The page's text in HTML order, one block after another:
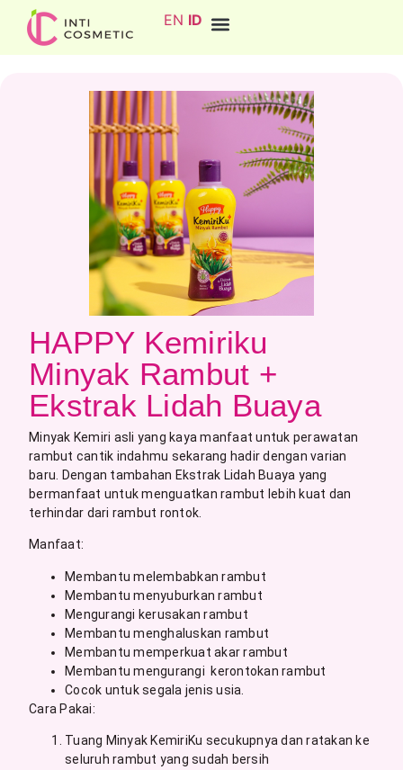
EN ID
HAPPY Kemiriku
Minyak Rambut +
Ekstrak Lidah Buaya
Minyak Kemiri asli yang kaya manfaat untuk perawatan
rambut cantik indahmu sekarang hadir dengan varian
baru. Dengan tambahan Ekstrak Lidah Buaya yang
bermanfaat untuk menguatkan rambut lebih kuat dan
terhindar dari rambut rontok.
Manfaat:
Membantu melembabkan rambut
Membantu menyuburkan rambut
Mengurangi kerusakan rambut
Membantu menghaluskan rambut
Membantu memperkuat akar rambut
Membantu mengurangi kerontokan rambut
Cocok untuk segala jenis usia.
Cara Pakai:
Tuang Minyak KemiriKu secukupnya dan ratakan ke
seluruh rambut yang sudah bersih